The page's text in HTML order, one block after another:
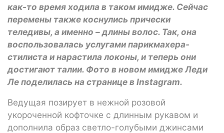
как-то время ходила в таком имидже. Сейчас
перемены также коснулись прически
теледивы, а именно – длины волос. Так, она
воспользовалась услугами парикмахера-
стилиста и нарастила локоны, и теперь они
достигают талии. Фото в новом имидже Леди
Ле поделилась на странице в Instagram.
Ведущая позирует в нежной розовой
укороченной кофточке с длинным рукавом и
дополнила образ светло-голубыми джинсами